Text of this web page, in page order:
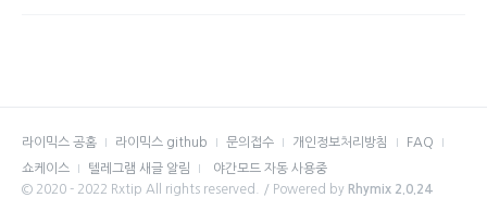
라이믹스 공홈 라이믹스 github 문의접수 개인정보처리방침
FAQ
쇼케이스
텔레그램 새글 알림
야간모드 자동 사용중
© 2020 - 2022 Rxtip All rights reserved. / Powered by Rhymix 2.0.24